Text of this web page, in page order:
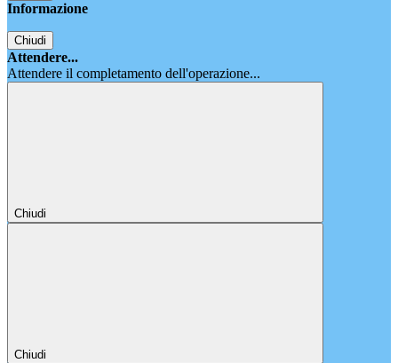
Informazione
Chiudi
Attendere...
Attendere il completamento dell'operazione...
Chiudi
Chiudi